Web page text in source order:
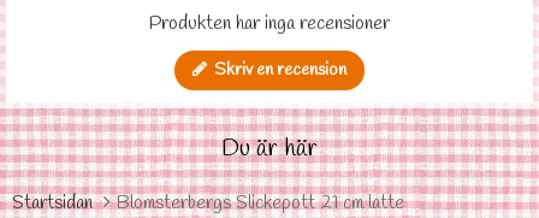
Produkten har inga recensioner
Skriv en recension
Du är här
Startsidan Blomsterbergs Slickepott 21 cm latte